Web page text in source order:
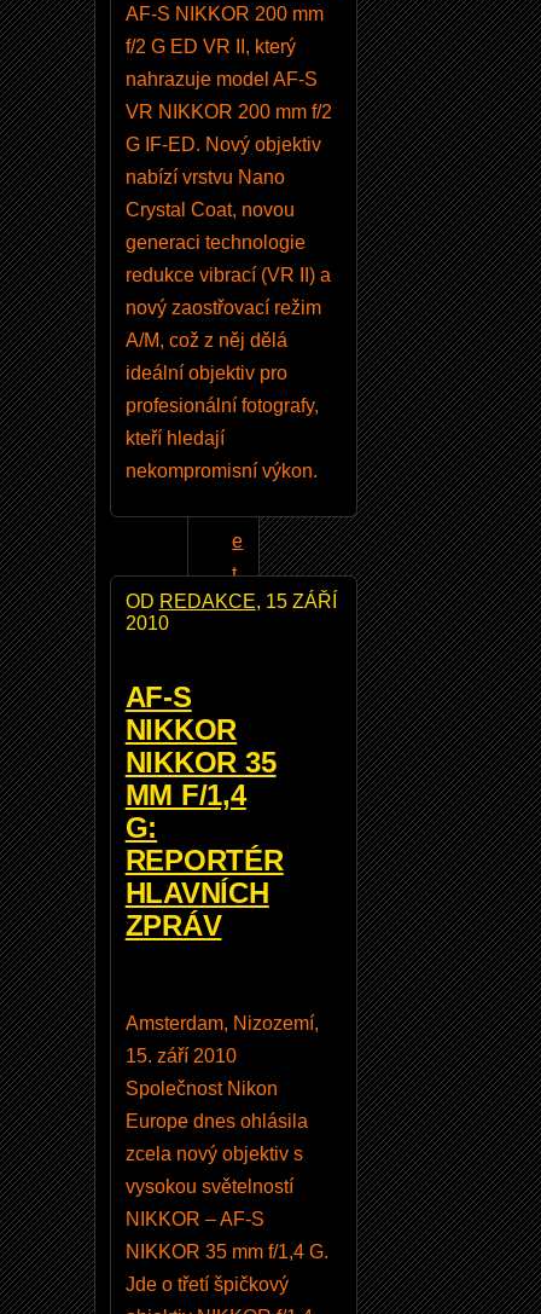
AF-S NIKKOR 200 mm
f/2 G ED VR II, který
nahrazuje model AF-S
VR NIKKOR 200 mm f/2
G IF-ED. Nový objektiv
nabízí vrstvu Nano
Crystal Coat, novou
generaci technologie
redukce vibrací (VR II) a
nový zaostřovací režim
A/M, což z něj dělá
ideální objektiv pro
profesionální fotografy,
kteří hledají
nekompromisní výkon.
OD REDAKCE, 15 ZÁŘÍ
2010
AF-S
NIKKOR
NIKKOR 35
MM F/1,4
G:
REPORTÉR
HLAVNÍCH
ZPRÁV
Amsterdam, Nizozemí,
15. září 2010
Společnost Nikon
Europe dnes ohlásila
zcela nový objektiv s
vysokou světelností
NIKKOR – AF-S
NIKKOR 35 mm f/1,4 G.
Jde o třetí špičkový
?
J
a
k
p
o
u
ž
í
v
a
t
t
b
e
t
n
r
a
v
?
d
z
n
a
A
ll
e
g
r
o